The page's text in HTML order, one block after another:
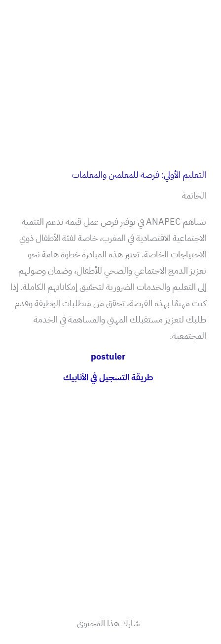
التعليم الأولي: فرصة للمعلمين والمعلمات
الخاتمة
تساهم ANAPEC في توفير فرص عمل قيمة تدعم التنمية
الاجتماعية الاقتصادية في المغرب، خاصة لفئة الأطفال ذوي
الاحتياجات الخاصة. تعتبر هذه المبادرة خطوة هامة نحو
تعزيز الدمج الاجتماعي والصحي للأطفال، وضمان وصولهم
إلى التعليم والخدمات الضرورية لتحقيق إمكاناتهم الكاملة. إذا
كنت مهتمًا بهذه الفرصة، تحقق من متطلبات الوظيفة وقدم
طلبك لتعزيز مستقبلك المهني والمساهمة في الخدمة
المجتمعية.
postuler
طريقة التسجيل في الأنابيك
شارك هذا المحتوى